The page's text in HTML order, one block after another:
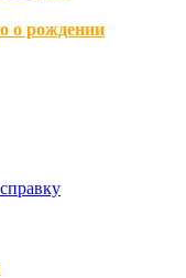
о рождении